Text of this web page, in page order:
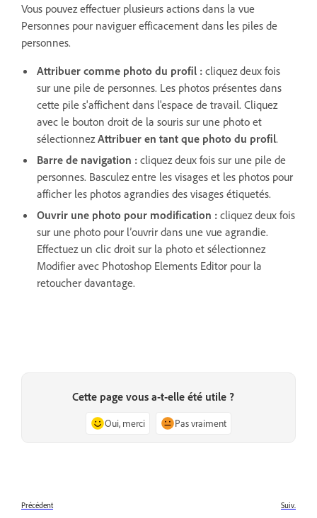
Vous pouvez effectuer plusieurs actions dans la vue
Personnes pour naviguer efficacement dans les piles de
personnes.
Attribuer comme photo du profil : cliquez deux fois
sur une pile de personnes. Les photos présentes dans
cette pile s'affichent dans l'espace de travail. Cliquez
avec le bouton droit de la souris sur une photo et
sélectionnezAttribuer en tant que photo du profil.
Barre de navigation : cliquez deux fois sur une pile de
personnes. Basculez entre les visages et les photos pour
afficher les photos agrandies des visages étiquetés.
Ouvrir une photo pour modification : cliquez deux fois
sur une photo pour l’ouvrir dans une vue agrandie.
Effectuez un clic droit sur la photo et sélectionnez
Modifier avec Photoshop Elements Editor pour la
retoucher davantage.
Cette page vous a-t-elle été utile ?
Oui, merci Pas vraiment
Précédent Suiv.